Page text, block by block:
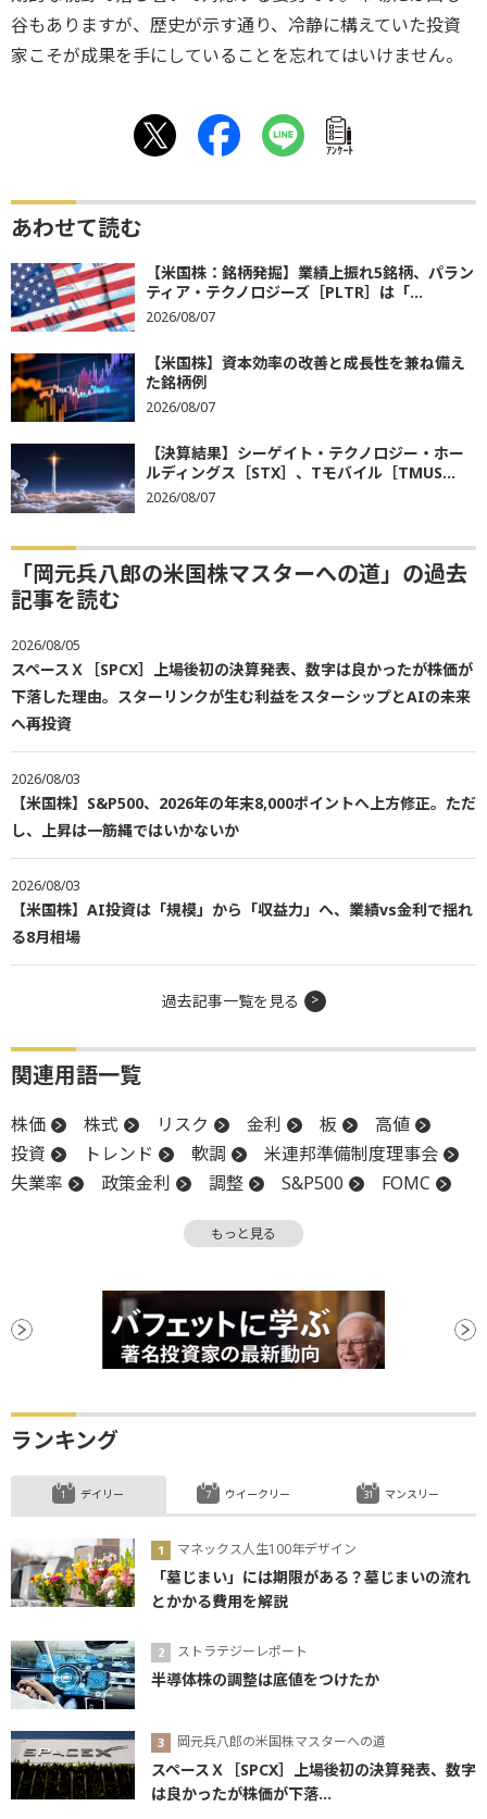
谷もありますが、歴史が示す通り、冷静に構えていた投資
家こそが成果を手にしていることを忘れてはいけません。
ｱﾝｹｰﾄ
あわせて読む
【米国株：銘柄発掘】業績上振れ5銘柄、パラン
ティア・テクノロジーズ［PLTR］は「...
2026/08/07
【米国株】資本効率の改善と成長性を兼ね備え
た銘柄例
2026/08/07
【決算結果】シーゲイト・テクノロジー・ホー
ルディングス［STX］、Tモバイル［TMUS...
2026/08/07
「岡元兵八郎の米国株マスターへの道」の過去
記事を読む
2026/08/05
スペースＸ［SPCX］上場後初の決算発表、数字は良かったが株価が
下落した理由。スターリンクが生む利益をスターシップとAIの未来
へ再投資
2026/08/03
【米国株】S&P500、2026年の年末8,000ポイントへ上方修正。ただ
し、上昇は一筋縄ではいかないか
2026/08/03
【米国株】AI投資は「規模」から「収益力」へ、業績vs金利で揺れ
る8月相場
過去記事一覧を見る
関連用語一覧
株価 株式 リスク 金利 板
高値
投資
トレンド 軟調
米連邦準備制度理事会
失業率
政策金利 調整 S&P500
FOMC
もっと見る
ランキング
デイリー
マネックス人生100年デザイン
「墓じまい」には期限がある？墓じまいの流れ
とかかる費用を解説
ストラテジーレポート
半導体株の調整は底値をつけたか
岡元兵八郎の米国株マスターへの道
スペースＸ［SPCX］上場後初の決算発表、数字
は良かったが株価が下落...
ウイークリー マンスリー